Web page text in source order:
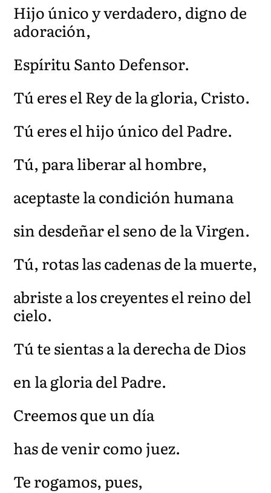
Hijo único y verdadero, digno de
adoración,
Espíritu Santo Defensor.
Tú eres el Rey de la gloria, Cristo.
Tú eres el hijo único del Padre.
Tú, para liberar al hombre,
aceptaste la condición humana
sin desdeñar el seno de la Virgen.
Tú, rotas las cadenas de la muerte,
abriste a los creyentes el reino del
cielo.
Tú te sientas a la derecha de Dios
en la gloria del Padre.
Creemos que un día
has de venir como juez.
Te rogamos, pues,